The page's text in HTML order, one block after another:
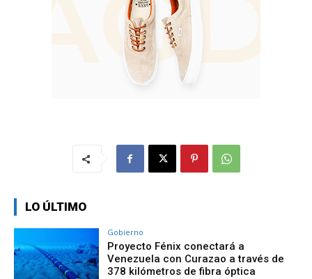
LO ÚLTIMO
Gobierno
Proyecto Fénix conectará a
Venezuela con Curazao a través de
378 kilómetros de fibra óptica